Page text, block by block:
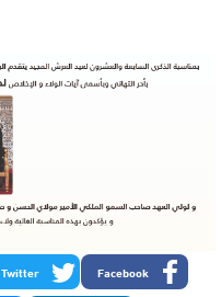
Facebook
Twitter